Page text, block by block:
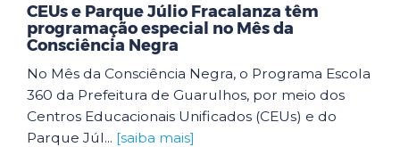
CEUs e Parque Júlio Fracalanza têm
programação especial no Mês da
Consciência Negra
No Mês da Consciência Negra, o Programa Escola
360 da Prefeitura de Guarulhos, por meio dos
Centros Educacionais Unificados (CEUs) e do
Parque Júl... [saiba mais]